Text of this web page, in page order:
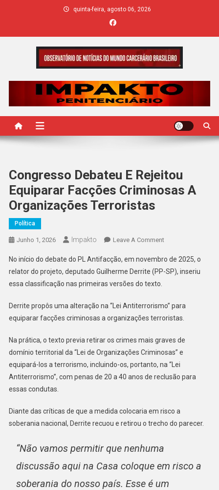
quinta-feira, agosto 06, 2026
IMPAKTO
Congresso Debateu E Rejeitou
Equiparar Facções Criminosas A
Organizações Terroristas
Política
Junho 1, 2026 Impakto Leave A CommentOn
Debateu
E
Facções
Criminosas
Organizações
Terroristas
No início do debate do PL Antifacção, em novembro de 2025, o
relator do projeto, deputado Guilherme Derrite (PP-SP), inseriu
essa classificação nas primeiras versões do texto.
Derrite propôs uma alteração na “Lei Antiterrorismo” para
equiparar facções criminosas a organizações terroristas.
Na prática, o texto previa retirar os crimes mais graves de
domínio territorial da “Lei de Organizações Criminosas” e
equipará-los a terrorismo, incluindo-os, portanto, na “Lei
Antiterrorismo”, com penas de 20 a 40 anos de reclusão para
essas condutas.
Diante das críticas de que a medida colocaria em risco a
soberania nacional, Derrite recuou e retirou o trecho do parecer.
“Não vamos permitir que nenhuma
discussão aqui na Casa coloque em risco a
soberania do nosso país. Esse é um